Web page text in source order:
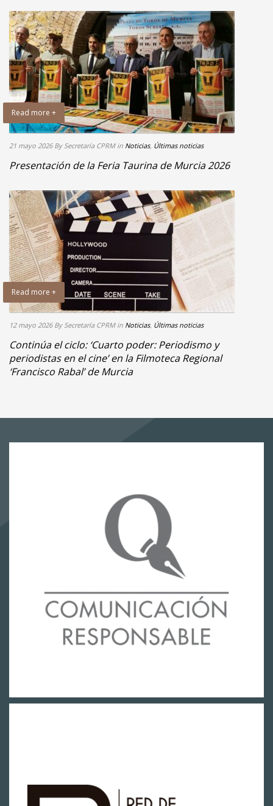
Read more +
21 mayo 2026 By Secretaría CPRM in Noticias, Últimas noticias
Presentación de la Feria Taurina de Murcia 2026
Read more +
12 mayo 2026 By Secretaría CPRM in Noticias, Últimas noticias
Continúa el ciclo: ‘Cuarto poder: Periodismo y
periodistas en el cine’ en la Filmoteca Regional
‘Francisco Rabal’ de Murcia